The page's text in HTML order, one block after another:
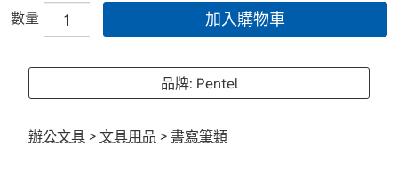
數量 加入購物車
品牌: Pentel
辦公文具 > 文具用品 > 書寫筆類